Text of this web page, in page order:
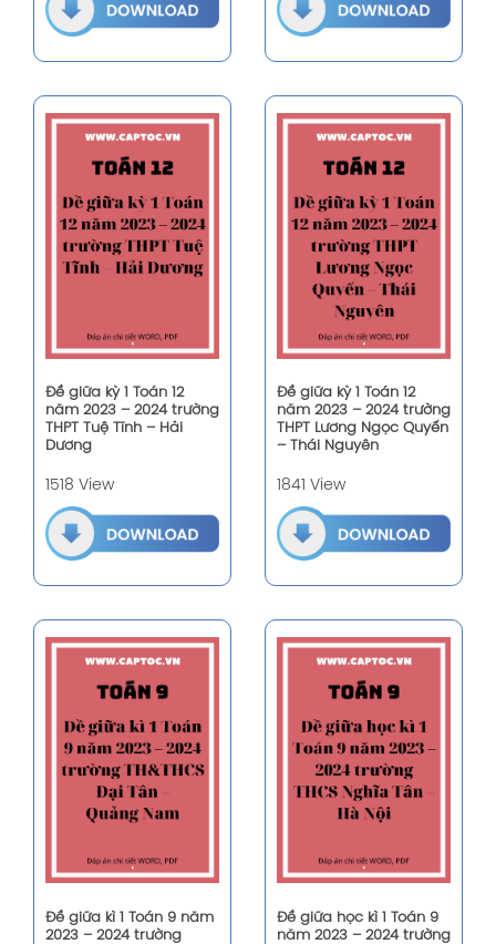
Đề giữa kỳ 1 Toán 12
năm 2023 – 2024 trường
THPT Tuệ Tĩnh – Hải
Dương
1518 View
Đề giữa kỳ 1 Toán 12
năm 2023 – 2024 trường
THPT Lương Ngọc Quyến
– Thái Nguyên
1841 View
Đề giữa kì 1 Toán 9 năm
2023 – 2024 trường
Đề giữa học kì 1 Toán 9
năm 2023 – 2024 trường